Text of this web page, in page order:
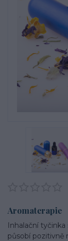
Aromaterapie
Inhalační
působí pozitivně